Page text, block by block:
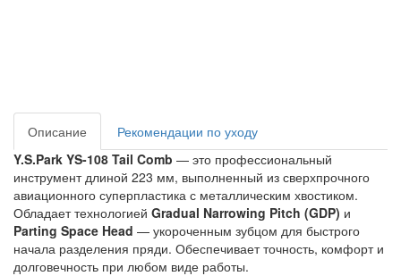
Описание
Рекомендации по уходу
Y.S.Park YS-108 Tail Comb — это профессиональный
инструмент длиной 223 мм, выполненный из сверхпрочного
авиационного суперпластика с металлическим хвостиком.
Обладает технологией Gradual Narrowing Pitch (GDP) и
Parting Space Head — укороченным зубцом для быстрого
начала разделения пряди. Обеспечивает точность, комфорт и
долговечность при любом виде работы.